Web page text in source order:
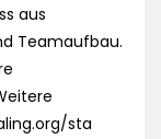
aus
Teamaufbau.
sta